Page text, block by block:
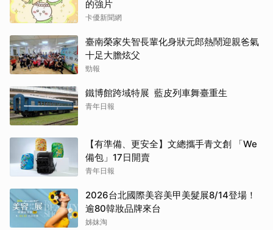
的強片
卡優新聞網
臺南榮家失智長輩化身狀元郎熱鬧迎親爸氣
十足大膽炫父
勁報
鐵博館跨域特展 藍皮列車舞臺重生
青年日報
【有準備、更安全】文總攜手青文創 「We
備包」17日開賣
青年日報
2026台北國際美容美甲美髮展8/14登場！
逾80韓妝品牌來台
姊妹淘